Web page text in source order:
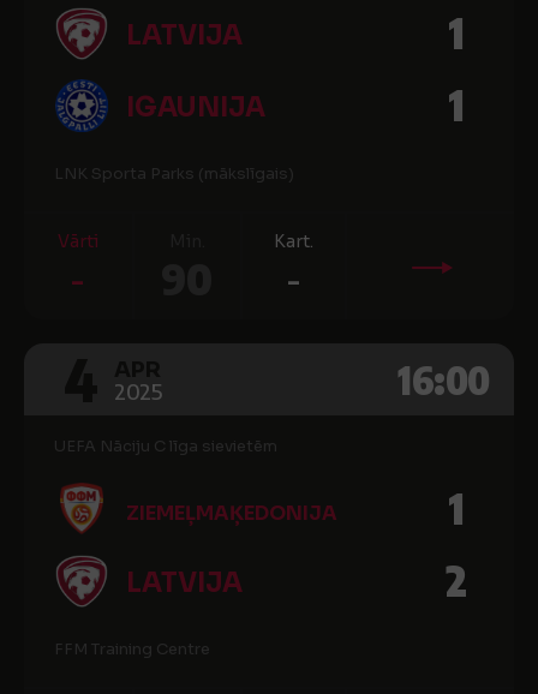
LATVIJA 1
IGAUNIJA 1
LNK Sporta Parks (mākslīgais)
Vārti
-
Kart.
-
2025 16:00
UEFA Nāciju C līga sievietēm
ZIEMEĻMAĶEDONIJA 1
LATVIJA 2
FFM Training Centre